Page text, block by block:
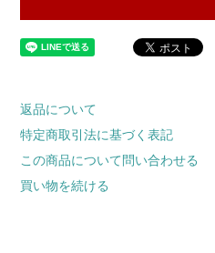
返品について
特定商取引法に基づく表記
この商品について問い合わせる
買い物を続ける